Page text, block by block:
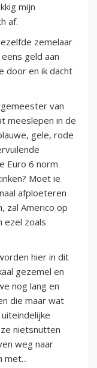
mijn
af.
zemelaar
geld aan
door en ik dacht
van
meeslepen in de
gele, rode
Euro 6 norm
Moet ie
afploeteren
zal Americo op
ezel zoals
hier in dit
gezemel en
nog lang en
die maar wat
nietsnutten
weg naar
met...